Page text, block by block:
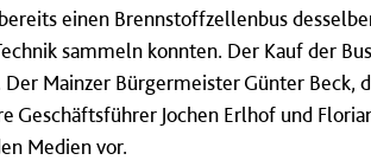
einen Brennstoffzellenbus
sammeln konnten. Der Kauf der
Mainzer Bürgermeister Günter Beck,
Geschäftsführer Jochen Erlhof und
Medien vor.